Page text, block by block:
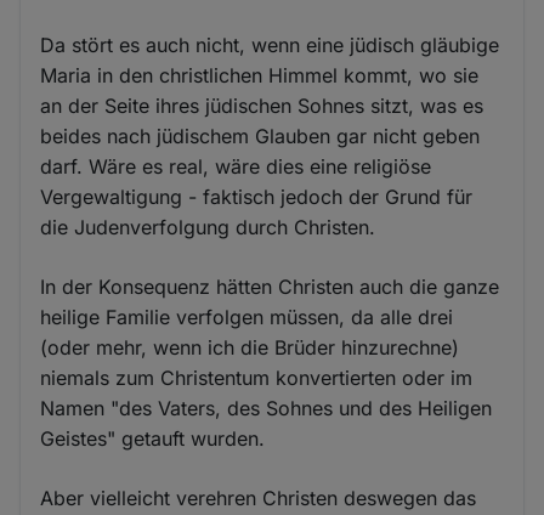
Da stört es auch nicht, wenn eine jüdisch gläubige
Maria in den christlichen Himmel kommt, wo sie
an der Seite ihres jüdischen Sohnes sitzt, was es
beides nach jüdischem Glauben gar nicht geben
darf. Wäre es real, wäre dies eine religiöse
Vergewaltigung - faktisch jedoch der Grund für
die Judenverfolgung durch Christen.
In der Konsequenz hätten Christen auch die ganze
heilige Familie verfolgen müssen, da alle drei
(oder mehr, wenn ich die Brüder hinzurechne)
niemals zum Christentum konvertierten oder im
Namen "des Vaters, des Sohnes und des Heiligen
Geistes" getauft wurden.
Aber vielleicht verehren Christen deswegen das